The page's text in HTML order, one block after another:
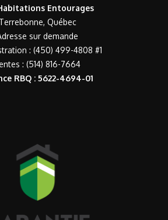
Entourages
Terrebonne, Québec
sur demande
: (450) 499-4808 #1
: (514) 816-7664
RBQ : 5622-4694-01